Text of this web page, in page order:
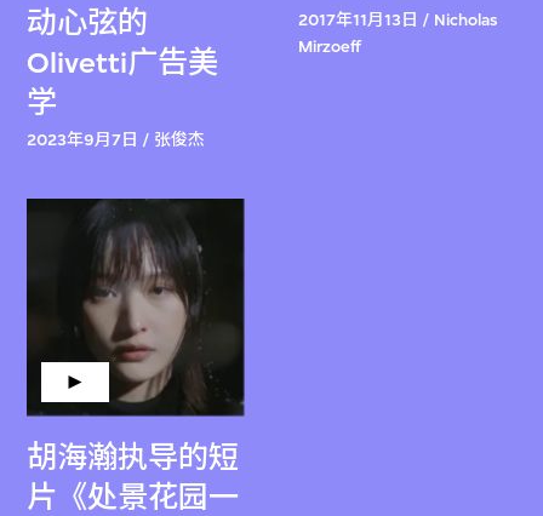
动心弦的
Olivetti广告美
学
2023年9月7日 / 张俊杰
2017年11月13日 / Nicholas
Mirzoeff
胡海瀚执导的短
片《处景花园一